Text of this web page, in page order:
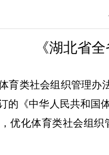
《湖北省
育类社会组织管理
的《中华人民共和国
优化体育类社会组织